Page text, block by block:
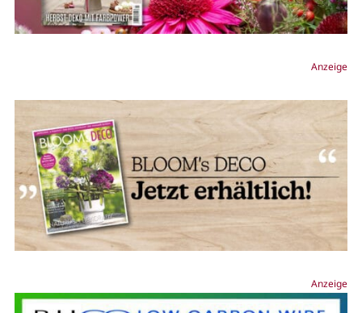
Anzeige
Anzeige